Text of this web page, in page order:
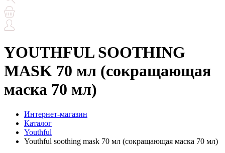
YOUTHFUL SOOTHING
MASK 70 мл (сокращающая
маска 70 мл)
Интернет-магазин
Каталог
Youthful
Youthful soothing mask 70 мл (сокращающая маска 70 мл)